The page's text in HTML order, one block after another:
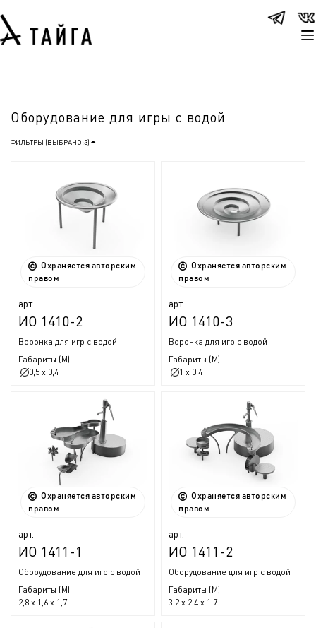
Оборудование для игры с водой
ФИЛЬТРЫ (ВЫБРАНО:3)
Охраняется авторским
правом
арт.
ИО 1410-2
Воронка для игр с водой
Габариты (М):
0,5 x 0,4
Охраняется авторским
правом
арт.
ИО 1410-3
Воронка для игр с водой
Габариты (М):
1 x 0,4
Охраняется авторским
правом
арт.
ИО 1411-1
Оборудование для игр с водой
Габариты (М):
2,8 x 1,6 x 1,7
Охраняется авторским
правом
арт.
ИО 1411-2
Оборудование для игр с водой
Габариты (М):
3,2 x 2,4 x 1,7